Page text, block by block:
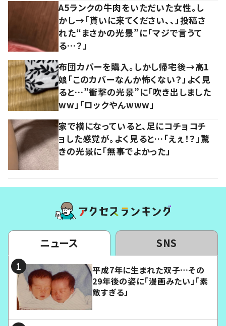
A5ランクの牛肉をいただいた女性。し
かし→「貰いに来てください、、」投稿さ
れた“まさかの光景”に「マジで言うて
る…？」
布団カバーを購入。しかし帰宅後→高1
娘「このカバーなんか怖くない？」よく見
ると…”衝撃の光景”に「吹き出しました
ww」「ロックやんwww」
家で横になっていると、足にコチョコチ
ョした感覚が。よく見ると…「えぇ！？」驚
きの光景に「無事でよかった」
ニュース SNS
平成7年に生まれた双子…その
29年後の姿に「漫画みたい」「素
敵すぎる」